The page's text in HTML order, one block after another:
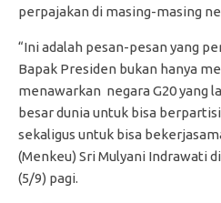
perpajakan di masing-masing
“Ini adalah pesan-pesan yang
Bapak Presiden bukan hanya
menawarkan negara G20 yang
besar dunia untuk bisa
sekaligus untuk bisa
(Menkeu) Sri Mulyani Indrawati
(5/9) pagi.